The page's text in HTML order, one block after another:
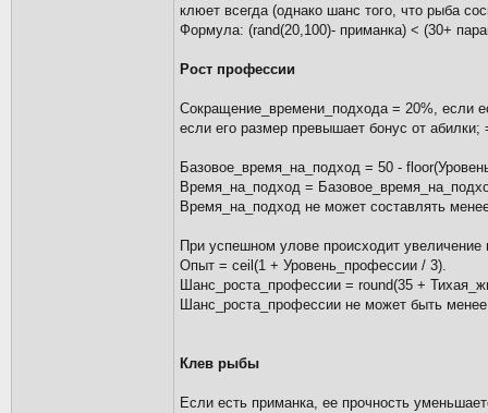
клюет всегда (однако шанс того, что рыба
Формула: (rand(20,100)- приманка) < (30+
Рост профессии
Сокращение_времени_подхода = 20%, если
если его размер превышает бонус от
Базовое_время_на_подход = 50 -
Время_на_подход =
Время_на_подход не может составлять
При успешном улове происходит
Опыт = ceil(1 + Уровень_профессии / 3).
Шанс_роста_профессии = round(35 +
Шанс_роста_профессии не может быть
Клев рыбы
Если есть приманка, ее прочность